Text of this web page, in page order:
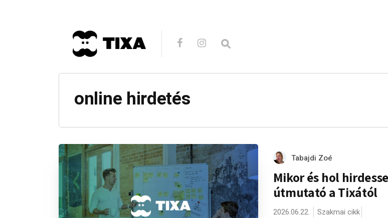
online hirdetés
Tabajdi Zoé
Mikor és hol
útmutató a Tixától
2026.06.22. Szakmai cikk